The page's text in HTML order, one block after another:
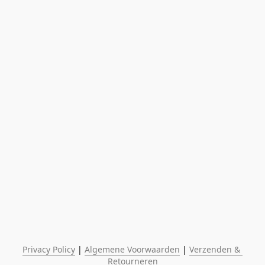
Privacy Policy | Algemene Voorwaarden | Verzenden &
Retourneren